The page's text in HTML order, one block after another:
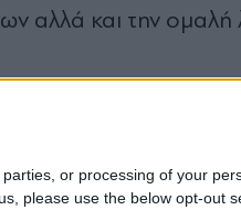
or processing of your
please use the below opt-out
αλλά και την ομαλή